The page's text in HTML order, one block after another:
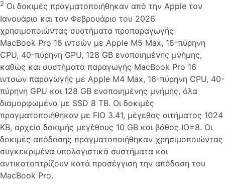
2 Οι δοκιμές πραγματοποιήθηκαν από την Apple τον
Ιανουάριο και τον Φεβρουάριο του 2026
χρησιμοποιώντας συστήματα προπαραγωγής
MacBook Pro 16 ιντσών με Apple M5 Max, 18-πύρηνη
CPU, 40-πύρηνη GPU, 128 GB ενοποιημένης μνήμης,
καθώς και συστήματα παραγωγής MacBook Pro 16
ιντσών παραγωγής με Apple M4 Max, 16-πύρηνη CPU, 40-
πύρηνη GPU και 128 GB ενοποιημένης μνήμης, όλα
διαμορφωμένα με SSD 8 TB. Οι δοκιμές
πραγματοποιήθηκαν με FIO 3.41, μέγεθος αιτήματος 1024
KB, αρχείο δοκιμής μεγέθους 10 GB και βάθος IO=8. Οι
δοκιμές απόδοσης πραγματοποιήθηκαν χρησιμοποιώντας
συγκεκριμένα υπολογιστικά συστήματα και
αντικατοπτρίζουν κατά προσέγγιση την απόδοση του
MacBook Pro.